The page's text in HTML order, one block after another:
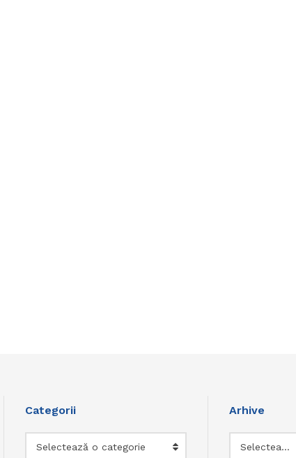
Categorii
Selectează o categorie
Arhive
Selectează luna